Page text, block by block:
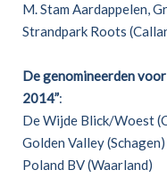
M. Stam Aardappelen,
Strandpark Roots
De genomineerden
2014”:
De Wijde Blick/Woest
Golden Valley (Schagen)
Poland BV (Waarland)